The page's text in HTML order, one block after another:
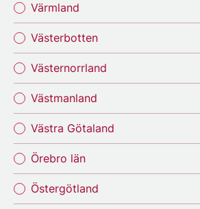
Värmland
Västerbotten
Västernorrland
Västmanland
Västra Götaland
Örebro län
Östergötland